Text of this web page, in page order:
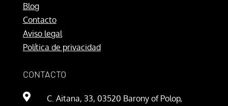
Blog
Contacto
Aviso legal
Política de privacidad
CONTACTO

C. Aitana, 33, 03520 Barony of Polop,